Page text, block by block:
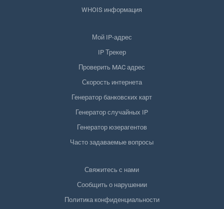
WHOIS информация
Мой IP-адрес
IP Трекер
Проверить MAC адрес
Скорость интернета
Генератор банковских карт
Генератор случайных IP
Генератор юзерагентов
Часто задаваемые вопросы
Свяжитесь с нами
Сообщить о нарушении
Политика конфиденциальности